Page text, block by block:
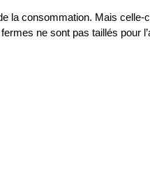
la consommation. Mais
ne sont pas taillés pour